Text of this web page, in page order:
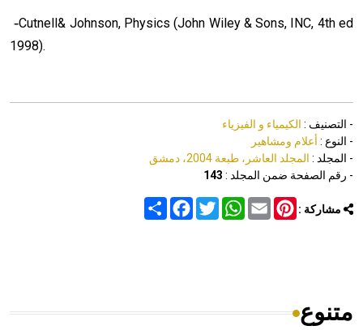
-Cutnell& Johnson, Physics (John Wiley & Sons, INC, 4th ed
1998).
- التصنيف : الكيمياء و الفيزياء
- النوع : أعلام ومشاهير
- المجلد : المجلد العاشر، طبعة 2004، دمشق
- رقم الصفحة ضمن المجلد : 143
مشاركة : Share
FacebookTwitter
WhatsAppEmail
Pinterest
متنوع